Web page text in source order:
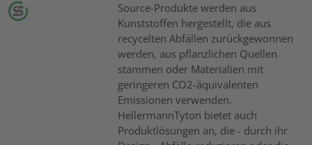
Source-Produkte werden aus
Kunststoffen hergestellt, die aus
recycelten Abfällen zurückgewonnen
werden, aus pflanzlichen Quellen
stammen oder Materialien mit
geringeren CO2-äquivalenten
Emissionen verwenden.
HellermannTyton bietet auch
Produktlösungen an, die - durch ihr